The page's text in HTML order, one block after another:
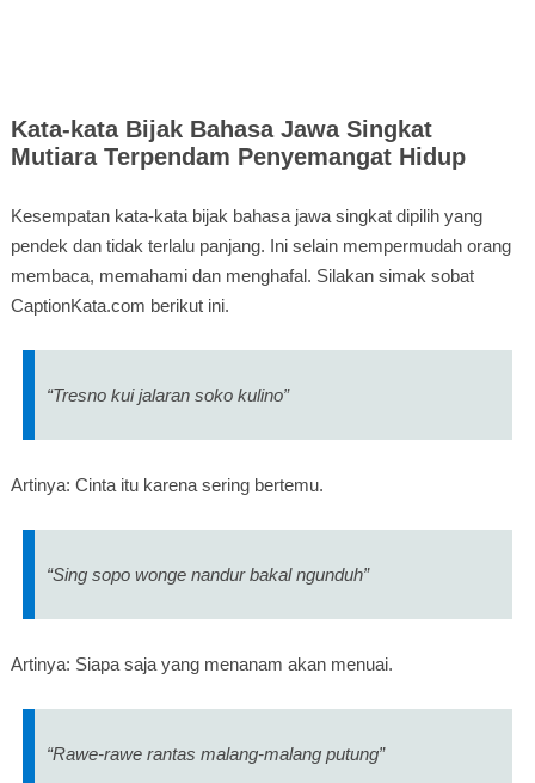
Kata-kata Bijak Bahasa Jawa Singkat
Mutiara Terpendam Penyemangat Hidup
Kesempatan kata-kata bijak bahasa jawa singkat dipilih yang
pendek dan tidak terlalu panjang. Ini selain mempermudah orang
membaca, memahami dan menghafal. Silakan simak sobat
CaptionKata.com berikut ini.
“Tresno kui jalaran soko kulino”
Artinya: Cinta itu karena sering bertemu.
“Sing sopo wonge nandur bakal ngunduh”
Artinya: Siapa saja yang menanam akan menuai.
“Rawe-rawe rantas malang-malang putung”